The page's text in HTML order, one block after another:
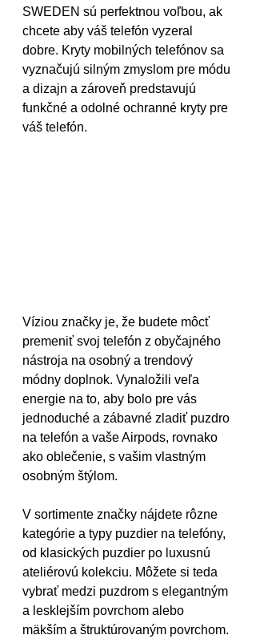
SWEDEN sú perfektnou voľbou, ak
chcete aby váš telefón vyzeral
dobre. Kryty mobilných telefónov sa
vyznačujú silným zmyslom pre módu
a dizajn a zároveň predstavujú
funkčné a odolné ochranné kryty pre
váš telefón.
Víziou značky je, že budete môcť
premeniť svoj telefón z obyčajného
nástroja na osobný a trendový
módny doplnok. Vynaložili veľa
energie na to, aby bolo pre vás
jednoduché a zábavné zladiť puzdro
na telefón a vaše Airpods, rovnako
ako oblečenie, s vašim vlastným
osobným štýlom.
V sortimente značky nájdete rôzne
kategórie a typy puzdier na telefóny,
od klasických puzdier po luxusnú
ateliérovú kolekciu. Môžete si teda
vybrať medzi puzdrom s elegantným
a lesklejším povrchom alebo
mäkším a štruktúrovaným povrchom.